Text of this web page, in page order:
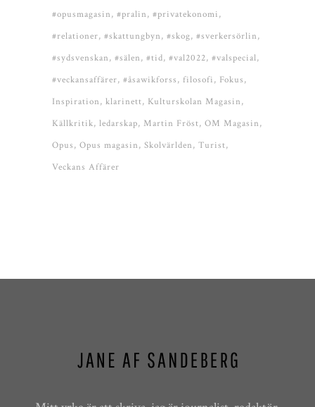
#opusmagasin #pralin #privatekonomi
#relationer #skattungbyn #skog #sverkersörlin
#sydsvenskan #sälen #tid #val2022 #valspecial
#veckansaffärer #åsawikforss filosofi
Fokus
Inspiration klarinett Kulturskolan Magasin
Källkritik ledarskap Martin Fröst OM Magasin
Opus Opus magasin Skolvärlden Turist
Veckans Affärer